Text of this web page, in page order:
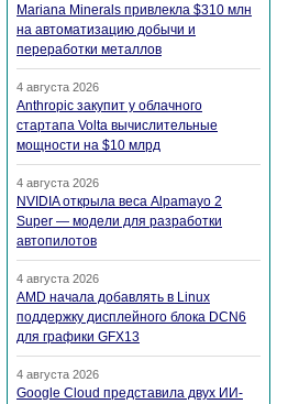
Mariana Minerals привлекла $310 млн
на автоматизацию добычи и
переработки металлов
4 августа 2026
Anthropic закупит у облачного
стартапа Volta вычислительные
мощности на $10 млрд
4 августа 2026
NVIDIA открыла веса Alpamayo 2
Super — модели для разработки
автопилотов
4 августа 2026
AMD начала добавлять в Linux
поддержку дисплейного блока DCN6
для графики GFX13
4 августа 2026
Google Cloud представила двух ИИ-